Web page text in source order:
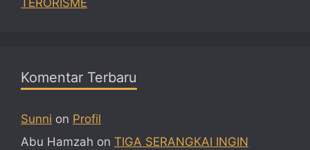
Komentar Terbaru
Sunni on Profil
Abu Hamzah on TIGA SERANGKAI INGIN